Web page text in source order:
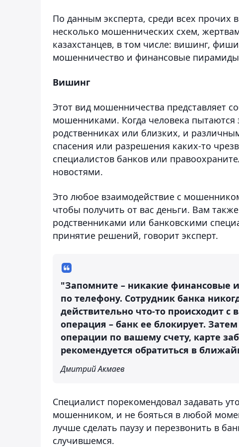
По данным эксперта, среди всех прочих
несколько мошеннических схем,
казахстанцев, в том числе: вишинг,
мошенничество и финансовые
Вишинг
Этот вид мошенничества представляет
мошенниками. Когда человека
родственниках или близких, и
спасения или разрешения каких-то
специалистов банков или
новостями.
Это любое взаимодействие с
чтобы получить от вас деньги. Вам
родственниками или банковскими
принятие решений, говорит эксперт.
"Запомните – никакие финансовые
по телефону. Сотрудник банка
действительно что-то происходит
операция – банк ее блокирует.
операции по вашему счету, карте
рекомендуется обратиться в
Дмитрий Акмаев
Специалист порекомендовал задавать
мошенником, и не бояться в любой
лучше сделать паузу и перезвонить в
случившемся.